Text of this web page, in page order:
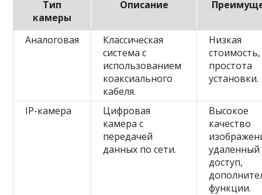
Тип
камеры
Описание
Аналоговая
Классическая
система с
использованием
коаксиального
кабеля.
Низкая
стоимость,
простота
установки.
IP-камера
Цифровая
камера с
передачей
данных по сети.
Высокое
качество
удаленный
доступ,
функции.